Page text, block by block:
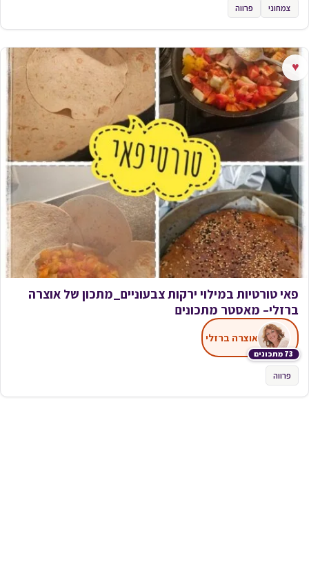
צמחוני פרווה
♥
פאי טורטיות במילוי ירקות צבעוניים_מתכון של אוצרה
ברזלי– מאסטר מתכונים
73 מתכונים
אוצרה ברזלי
פרווה